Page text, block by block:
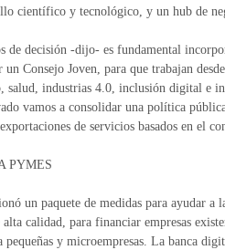
científico y tecnológico, y un hub de
de decisión -dijo- es fundamental
un Consejo Joven, para que trabajan
salud, industrias 4.0, inclusión digital e
vamos a consolidar una política
de servicios basados en el
PYMES
un paquete de medidas para ayudar a
calidad, para financiar empresas
pequeñas y microempresas. La banca